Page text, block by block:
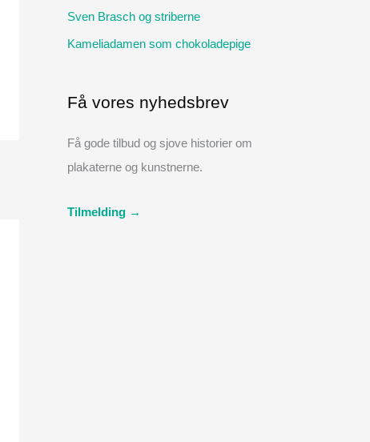
Sven Brasch og striberne
Kameliadamen som chokoladepige
Få vores nyhedsbrev
Få gode tilbud og sjove historier om
plakaterne og kunstnerne.
Tilmelding →